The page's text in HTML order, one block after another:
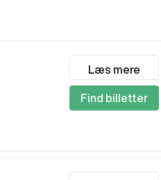
Læs mere
Find billetter